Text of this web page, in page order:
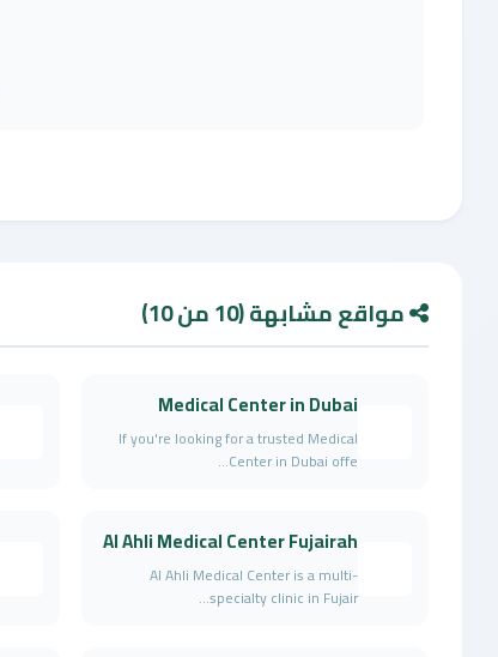
مواقع مشابهة (10 من 10)
Medical Center in Dubai
If you're looking for a trusted Medical
Center in Dubai offe...
Al Ahli Medical Center Fujairah
Al Ahli Medical Center is a multi-
specialty clinic in Fujair...